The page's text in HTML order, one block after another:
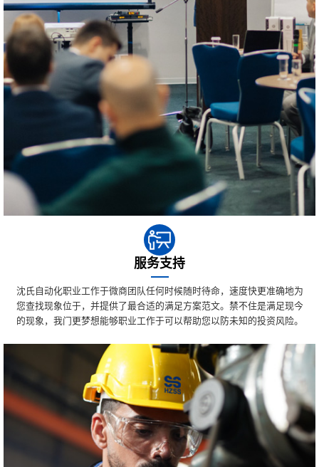
服务支持
沈氏自动化职业工作于微商团队任何时候随时待命，速度快更准确地为
您查找现象位于，并提供了最合适的满足方案范文。禁不住是满足现今
的现象，我门更梦想能够职业工作于可以帮助您以防未知的投资风险。